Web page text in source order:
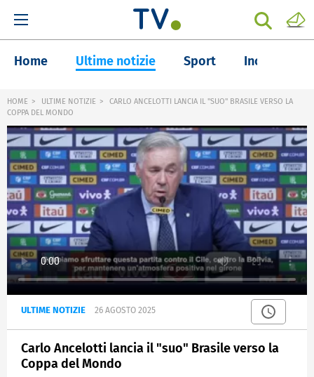
Home Ultime notizie Sport Inchieste
HOME ULTIME NOTIZIE
CARLO ANCELOTTI LANCIA IL "SUO" BRASILE VERSO LA
COPPA DEL MONDO
ULTIME NOTIZIE 26 AGOSTO 2025
Carlo Ancelotti lancia il "suo" Brasile verso la
Coppa del Mondo